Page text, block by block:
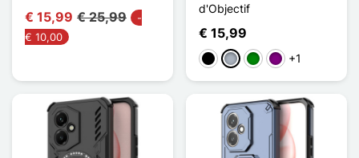
€ 15,99 € 25,99
-
€ 10,00
d'Objectif
€ 15,99
ZwartGrijsGroenPurper
+1